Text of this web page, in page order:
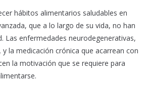
hábitos alimentarios saludables en
que a lo largo de su vida, no han
Las enfermedades neurodegenerativas,
y la medicación crónica que acarrean con
la motivación que se requiere para